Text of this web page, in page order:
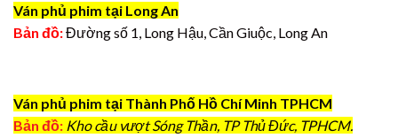
Ván phủ phim tại Long An
Bản đồ:Đường số 1, Long Hậu, Cần Giuộc, Long An
Ván phủ phim tại Thành Phố Hồ Chí Minh TPHCM
Bản đồ: Kho cầu vượt Sóng Thần, TP Thủ Đức, TPHCM.